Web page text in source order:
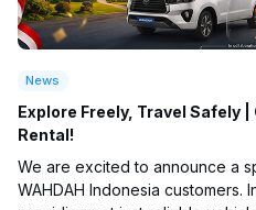
News
Explore Freely, Travel Safely |
Rental!
We are excited to announce a
WAHDAH Indonesia customers.